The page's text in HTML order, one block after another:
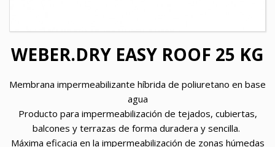
WEBER.DRY EASY ROOF 25 KG
Membrana impermeabilizante híbrida de poliuretano en base
agua
Producto para impermeabilización de tejados, cubiertas,
balcones y terrazas de forma duradera y sencilla.
Máxima eficacia en la impermeabilización de zonas húmedas